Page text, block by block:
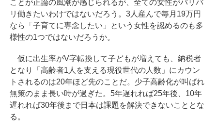
ことが正論の風潮が感じられるが、全ての女性がバリバ
リ働きたいわけではないだろう。3人産んで毎月19万円
なら「子育てに専念したい」という女性を認めるのも多
様性の1つではないだろうか。
仮に出生率がV字転換して子どもが増えても、納税者
となり「高齢者1人を支える現役世代の人数」にカウン
トされるのは20年ほど先のことだ。少子高齢化が叫ばれ
無策のまま長い時が過ぎた。5年遅れれば25年後、10年
遅れれば30年後まで日本は課題を解決できないこととな
る。